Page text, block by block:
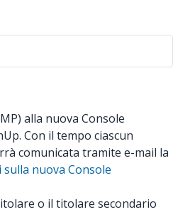
alla nuova Console
Con il tempo ciascun
comunicata tramite e-mail la
nuova Console
o il titolare secondario